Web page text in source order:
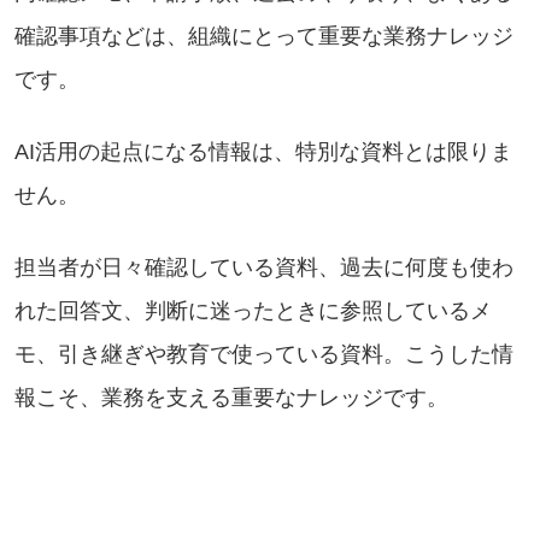
確認事項などは、組織にとって重要な業務ナレッジ
です。
AI活用の起点になる情報は、特別な資料とは限りま
せん。
担当者が日々確認している資料、過去に何度も使わ
れた回答文、判断に迷ったときに参照しているメ
モ、引き継ぎや教育で使っている資料。こうした情
報こそ、業務を支える重要なナレッジです。